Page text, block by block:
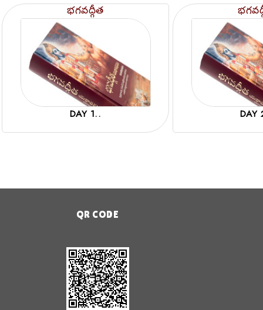
భగవద్గీత
DAY 1.. DAY
QR CODE